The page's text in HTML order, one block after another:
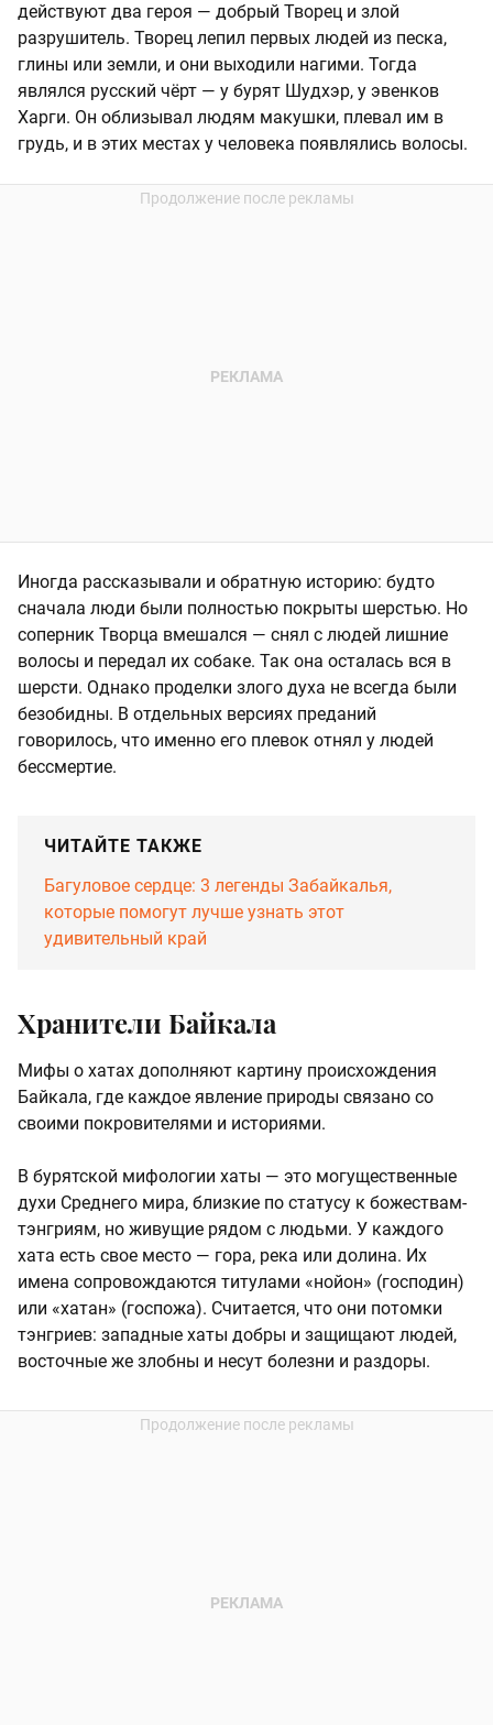
действуют два героя — добрый Творец и злой
разрушитель. Творец лепил первых людей из песка,
глины или земли, и они выходили нагими. Тогда
являлся русский чёрт — у бурят Шудхэр, у эвенков
Харги. Он облизывал людям макушки, плевал им в
грудь, и в этих местах у человека появлялись волосы.
Иногда рассказывали и обратную историю: будто
сначала люди были полностью покрыты шерстью. Но
соперник Творца вмешался — снял с людей лишние
волосы и передал их собаке. Так она осталась вся в
шерсти. Однако проделки злого духа не всегда были
безобидны. В отдельных версиях преданий
говорилось, что именно его плевок отнял у людей
бессмертие.
ЧИТАЙТЕ ТАКЖЕ
Багуловое сердце: 3 легенды Забайкалья,
которые помогут лучше узнать этот
удивительный край
Хранители Байкала
Мифы о хатах дополняют картину происхождения
Байкала, где каждое явление природы связано со
своими покровителями и историями.
В бурятской мифологии хаты — это могущественные
духи Среднего мира, близкие по статусу к божествам-
тэнгриям, но живущие рядом с людьми. У каждого
хата есть свое место — гора, река или долина. Их
имена сопровождаются титулами «нойон» (господин)
или «хатан» (госпожа). Считается, что они потомки
тэнгриев: западные хаты добры и защищают людей,
восточные же злобны и несут болезни и раздоры.